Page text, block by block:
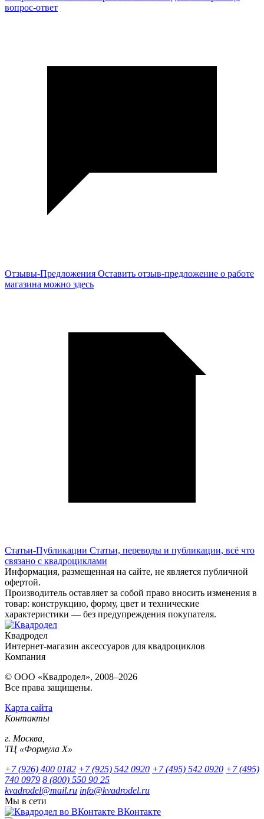
вопрос-ответ
Отзывы-Предложения Оставить отзыв-предложение о работе
магазина можно здесь
Статьи-Публикации Статьи, переводы и публикации, всё что
связано с квадроциклами
Информация, размещенная на сайте, не является публичной
офертой.
Производитель оставляет за собой право вносить изменения в
товар: конструкцию, форму, цвет и технические
характеристики — без предупреждения покупателя.
Квадродел
Интернет-магазин аксессуаров для квадроциклов
Компания
© ООО «Квадродел», 2008–2026
Все права защищены.
Карта сайта
Контакты
г. Москва,
ТЦ «Формула Х»
+7 (926) 400 0182 +7 (925) 542 0920 +7 (495) 542 0920 +7 (495)
740 0979 8 (800) 550 90 25
kvadrodel@mail.ru info@kvadrodel.ru
Мы в сети
ВКонтакте